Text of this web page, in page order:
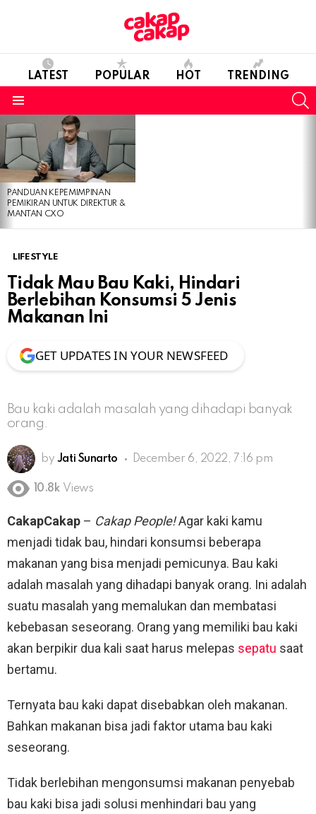
LATEST POPULAR HOT TRENDING
LATEST
STORIES
PANDUAN KEPEMIMPINAN
PEMIKIRAN UNTUK DIREKTUR &
MANTAN CXO
LIFESTYLE
Tidak Mau Bau Kaki, Hindari
Berlebihan Konsumsi 5 Jenis
Makanan Ini
GET UPDATES IN YOUR NEWSFEED
Bau kaki adalah masalah yang dihadapi banyak
orang.
by Jati Sunarto December 6, 2022, 7:16 pm
10.8k Views
CakapCakap – Cakap People!Agar kaki kamu
menjadi tidak bau, hindari konsumsi beberapa
makanan yang bisa menjadi pemicunya. Bau kaki
adalah masalah yang dihadapi banyak orang. Ini adalah
suatu masalah yang memalukan dan membatasi
kebebasan seseorang. Orang yang memiliki bau kaki
akan berpikir dua kali saat harus melepas sepatu saat
bertamu.
Ternyata bau kaki dapat disebabkan oleh makanan.
Bahkan makanan bisa jadi faktor utama bau kaki
seseorang.
Tidak berlebihan mengonsumsi makanan penyebab
bau kaki bisa jadi solusi menhindari bau yang